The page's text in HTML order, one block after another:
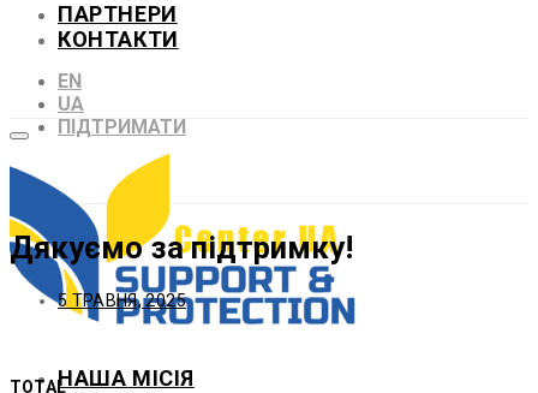
ПАРТНЕРИ
КОНТАКТИ
EN
UA
ПІДТРИМАТИ
НАША МІСІЯ
Дякуємо за підтримку!
5 ТРАВНЯ, 2025
TOTAL